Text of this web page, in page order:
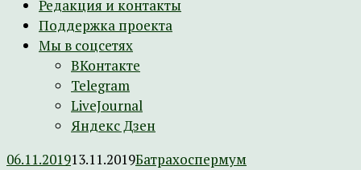
Редакция и контакты
Поддержка проекта
Мы в соцсетях
ВКонтакте
Telegram
LiveJournal
Яндекс Дзен
06.11.201913.11.2019Батрахоспермум